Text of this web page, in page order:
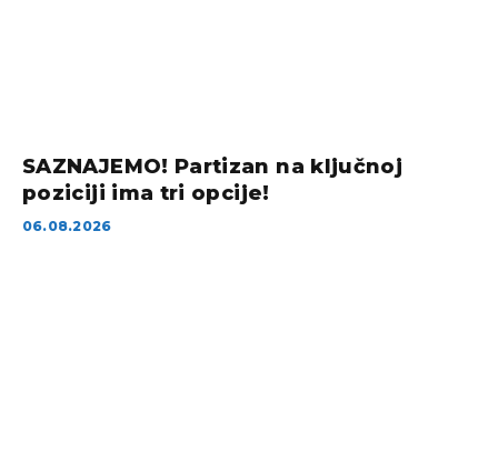
SAZNAJEMO! Partizan na ključnoj
poziciji ima tri opcije!
06.08.2026